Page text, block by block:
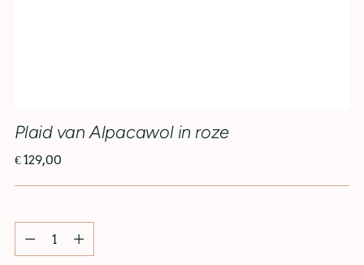
Plaid van Alpacawol in roze
€ 129,00